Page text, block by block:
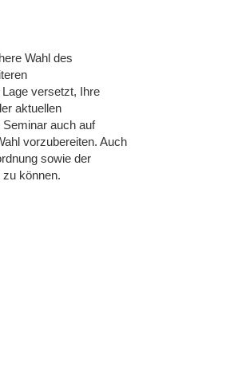
Wahl des
versetzt, Ihre
aktuellen
auch auf
vorzubereiten. Auch
sowie der
können.